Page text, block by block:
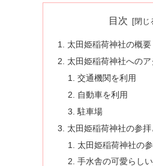
目次
太田姫稲荷神社の概要
太田姫稲荷神社への
交通機関を利用
自動車を利用
駐車場
太田姫稲荷神社の参拝
太田姫稲荷神社の
手水舎の可愛らし